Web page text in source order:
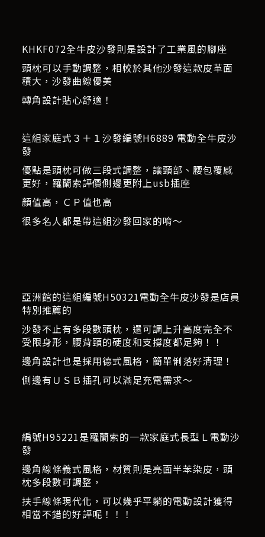
KHKF072全牛皮沙發則是設計了工業風的腳座
頭枕可以手動調整，相較於其他沙發這款皮革面
積大，沙發曲線優美
轉角設計貼心舒適！
這組家庭式３＋１沙發編號H6889 電動全牛皮沙
發
優點是頭枕可做三段式調整，讓頸部、腰包覆感
更好，羅蘭索評價側邊更附上usb插座
顏值高，ＣＰ值也高
很多名人都是帶這組沙發回家的唷～
亞洲館的這組編號H50321電動全牛皮沙發是店員
特別推薦的
沙發不止有多段數頭枕，還可調上升高度完全不
受限身形，腰背頸的硬度和支撐度都足夠！！
邊角設計也是採用德式風格，簡單俐落好清理！
側邊有ＵＳＢ插孔可以滿足充電需求～
編號H95221是羅蘭索的一款家庭式長型Ｌ電動沙
發
邊角線條義式風格，材質則是亮面半苯染皮，頭
枕多段數可調整，
扶手線條現代化，可以幾乎平躺的電動設計獲得
相當不錯的好評呢！！！